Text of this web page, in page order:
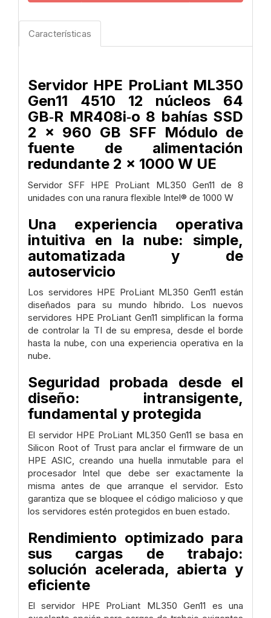
Características
Servidor HPE ProLiant ML350
Gen11 4510 12 núcleos 64
GB‑R MR408i‑o 8 bahías SSD
2 x 960 GB SFF Módulo de
fuente de alimentación
redundante 2 x 1000 W UE
Servidor SFF HPE ProLiant ML350 Gen11 de 8
unidades con una ranura flexible Intel® de 1000 W
Una experiencia operativa
intuitiva en la nube: simple,
automatizada y de
autoservicio
Los servidores HPE ProLiant ML350 Gen11 están
diseñados para su mundo híbrido. Los nuevos
servidores HPE ProLiant Gen11 simplifican la forma
de controlar la TI de su empresa, desde el borde
hasta la nube, con una experiencia operativa en la
nube.
Seguridad probada desde el
diseño: intransigente,
fundamental y protegida
El servidor HPE ProLiant ML350 Gen11 se basa en
Silicon Root of Trust para anclar el firmware de un
HPE ASIC, creando una huella inmutable para el
procesador Intel que debe ser exactamente la
misma antes de que arranque el servidor. Esto
garantiza que se bloquee el código malicioso y que
los servidores estén protegidos en buen estado.
Rendimiento optimizado para
sus cargas de trabajo:
solución acelerada, abierta y
eficiente
El servidor HPE ProLiant ML350 Gen11 es una